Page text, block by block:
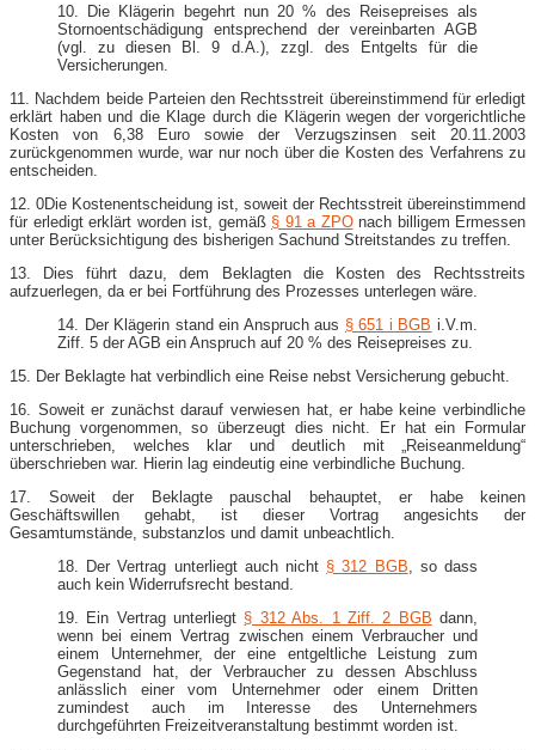
10. Die Klägerin begehrt nun 20 % des Reisepreises als
Stornoentschädigung entsprechend der vereinbarten AGB
(vgl. zu diesen Bl. 9 d.A.), zzgl. des Entgelts für die
Versicherungen.
11. Nachdem beide Parteien den Rechtsstreit übereinstimmend für erledigt
erklärt haben und die Klage durch die Klägerin wegen der vorgerichtliche
Kosten von 6,38 Euro sowie der Verzugszinsen seit 20.11.2003
zurückgenommen wurde, war nur noch über die Kosten des Verfahrens zu
entscheiden.
12. 0Die Kostenentscheidung ist, soweit der Rechtsstreit übereinstimmend
für erledigt erklärt worden ist, gemäß § 91 a ZPOnach billigem Ermessen
unter Berücksichtigung des bisherigen Sachund Streitstandes zu treffen.
13. Dies führt dazu, dem Beklagten die Kosten des Rechtsstreits
aufzuerlegen, da er bei Fortführung des Prozesses unterlegen wäre.
14. Der Klägerin stand ein Anspruch aus § 651 i BGB i.V.m.
Ziff. 5 der AGB ein Anspruch auf 20 % des Reisepreises zu.
15. Der Beklagte hat verbindlich eine Reise nebst Versicherung gebucht.
16. Soweit er zunächst darauf verwiesen hat, er habe keine verbindliche
Buchung vorgenommen, so überzeugt dies nicht. Er hat ein Formular
unterschrieben, welches klar und deutlich mit „Reiseanmeldung“
überschrieben war. Hierin lag eindeutig eine verbindliche Buchung.
17. Soweit der Beklagte pauschal behauptet, er habe keinen
Geschäftswillen gehabt, ist dieser Vortrag angesichts der
Gesamtumstände, substanzlos und damit unbeachtlich.
18. Der Vertrag unterliegt auch nicht § 312 BGB , so dass
auch kein Widerrufsrecht bestand.
19. Ein Vertrag unterliegt § 312 Abs. 1 Ziff. 2 BGB dann,
wenn bei einem Vertrag zwischen einem Verbraucher und
einem Unternehmer, der eine entgeltliche Leistung zum
Gegenstand hat, der Verbraucher zu dessen Abschluss
anlässlich einer vom Unternehmer oder einem Dritten
zumindest auch im Interesse des Unternehmers
durchgeführten Freizeitveranstaltung bestimmt worden ist.